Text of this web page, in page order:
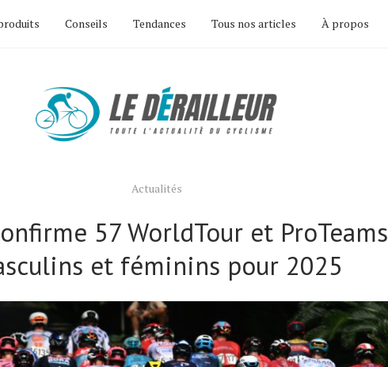
Conseils Tendances Tous nos articles À propos
Actualités
57 WorldTour et ProTeams
et féminins pour 2025